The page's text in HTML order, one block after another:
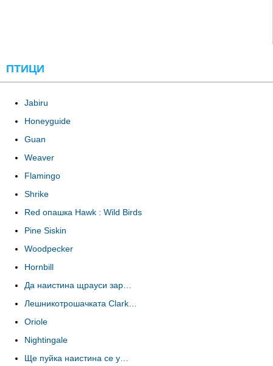
ПТИЦИ
Jabiru
Honeyguide
Guan
Weaver
Flamingo
Shrike
Red опашка Hawk : Wild Birds
Pine Siskin
Woodpecker
Hornbill
Да наистина щрауси зар…
Лешникотрошачката Clark…
Oriole
Nightingale
Ще пуйка наистина се у…